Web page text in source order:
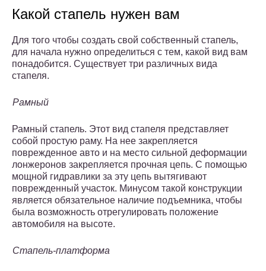
Какой стапель нужен вам
Для того чтобы создать свой собственный стапель,
для начала нужно определиться с тем, какой вид вам
понадобится. Существует три различных вида
стапеля.
Рамный
Рамный стапель. Этот вид стапеля представляет
собой простую раму. На нее закрепляется
поврежденное авто и на место сильной деформации
лонжеронов закрепляется прочная цепь. С помощью
мощной гидравлики за эту цепь вытягивают
поврежденный участок. Минусом такой конструкции
является обязательное наличие подъемника, чтобы
была возможность отрегулировать положение
автомобиля на высоте.
Стапель-платформа